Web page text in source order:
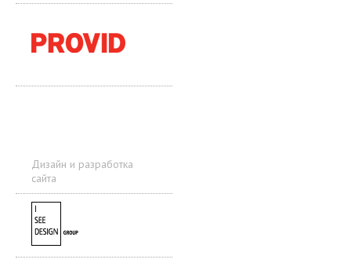
Дизайн и разработка
сайта